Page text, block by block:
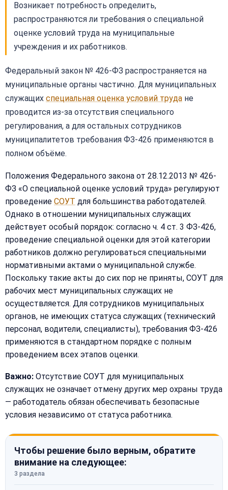
Возникает потребность определить,
распространяются ли требования о специальной
оценке условий труда на муниципальные
учреждения и их работников.
Федеральный закон № 426-ФЗ распространяется на
муниципальные органы частично. Для муниципальных
служащих специальная оценка условий труда не
проводится из-за отсутствия специального
регулирования, а для остальных сотрудников
муниципалитетов требования ФЗ-426 применяются в
полном объёме.
Положения Федерального закона от 28.12.2013 № 426-
ФЗ «О специальной оценке условий труда» регулируют
проведение СОУТ для большинства работодателей.
Однако в отношении муниципальных служащих
действует особый порядок: согласно ч. 4 ст. 3 ФЗ-426,
проведение специальной оценки для этой категории
работников должно регулироваться специальными
нормативными актами о муниципальной службе.
Поскольку такие акты до сих пор не приняты, СОУТ для
рабочих мест муниципальных служащих не
осуществляется. Для сотрудников муниципальных
органов, не имеющих статуса служащих (технический
персонал, водители, специалисты), требования ФЗ-426
применяются в стандартном порядке с полным
проведением всех этапов оценки.
Важно: Отсутствие СОУТ для муниципальных
служащих не означает отмену других мер охраны труда
— работодатель обязан обеспечивать безопасные
условия независимо от статуса работника.
Чтобы решение было верным, обратите
внимание на следующее:
3 раздела